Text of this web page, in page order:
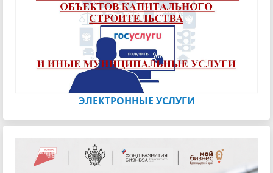
ЭЛЕКТРОННЫЕ УСЛУГИ